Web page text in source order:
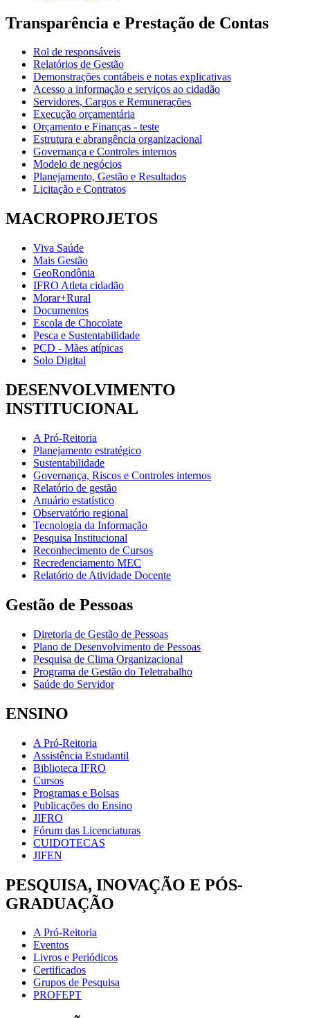
Transparência e Prestação de Contas
Rol de responsáveis
Relatórios de Gestão
Demonstrações contábeis e notas explicativas
Acesso a informação e serviços ao cidadão
Servidores, Cargos e Remunerações
Execução orçamentária
Orçamento e Finanças - teste
Estrutura e abrangência organizacional
Governança e Controles internos
Modelo de negócios
Planejamento, Gestão e Resultados
Licitação e Contratos
MACROPROJETOS
Viva Saúde
Mais Gestão
GeoRondônia
IFRO Atleta cidadão
Morar+Rural
Documentos
Escola de Chocolate
Pesca e Sustentabilidade
PCD - Mães atípicas
Solo Digital
DESENVOLVIMENTO
INSTITUCIONAL
A Pró-Reitoria
Planejamento estratégico
Sustentabilidade
Governança, Riscos e Controles internos
Relatório de gestão
Anuário estatístico
Observatório regional
Tecnologia da Informação
Pesquisa Institucional
Reconhecimento de Cursos
Recredenciamento MEC
Relatório de Atividade Docente
Gestão de Pessoas
Diretoria de Gestão de Pessoas
Plano de Desenvolvimento de Pessoas
Pesquisa de Clima Organizacional
Programa de Gestão do Teletrabalho
Saúde do Servidor
ENSINO
A Pró-Reitoria
Assistência Estudantil
Biblioteca IFRO
Cursos
Programas e Bolsas
Publicações do Ensino
JIFRO
Fórum das Licenciaturas
CUIDOTECAS
JIFEN
PESQUISA, INOVAÇÃO E PÓS-
GRADUAÇÃO
A Pró-Reitoria
Eventos
Livros e Periódicos
Certificados
Grupos de Pesquisa
PROFEPT